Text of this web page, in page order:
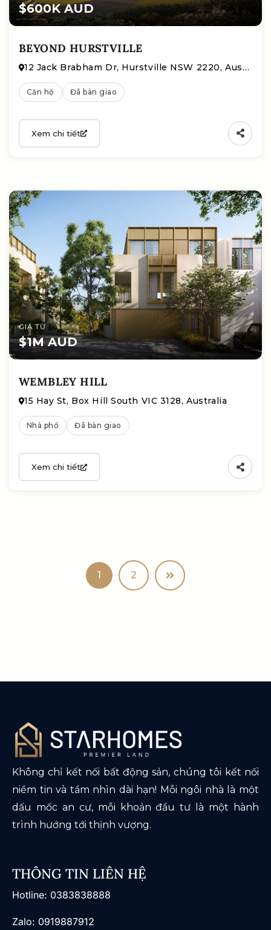
$600K AUD
BEYOND HURSTVILLE
12 Jack Brabham Dr, Hurstville NSW 2220, Australia
Căn hộ Đã bàn giao
Xem chi tiết
GIÁ TỪ
$1M AUD
WEMBLEY HILL
15 Hay St, Box Hill South VIC 3128, Australia
Nhà phố Đã bàn giao
Xem chi tiết
1 2
Không chỉ kết nối bất động sản, chúng tôi kết nối
niềm tin và tầm nhìn dài hạn! Mỗi ngôi nhà là một
dấu mốc an cư, mỗi khoản đầu tư là một hành
trình hướng tới thịnh vượng.
THÔNG TIN LIÊN HỆ
​Hotline: 0383838888
Zalo: 0919887912